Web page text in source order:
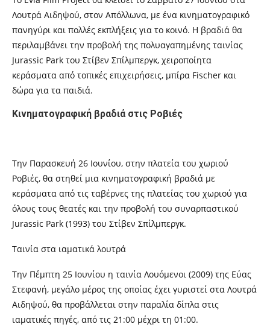
Λουτρά Αιδηψού, στον Απόλλωνα, με ένα κινηματογραφικό
πανηγύρι και πολλές εκπλήξεις για το κοινό. Η βραδιά θα
περιλαμβάνει την προβολή της πολυαγαπημένης ταινίας
Jurassic Park του Στίβεν Σπίλμπεργκ, χειροποίητα
κεράσματα από τοπικές επιχειρήσεις, μπίρα Fischer και
δώρα για τα παιδιά.
Κινηματογραφική βραδιά στις Ροβιές
Την Παρασκευή 26 Ιουνίου, στην πλατεία του χωριού
Ροβιές, θα στηθεί μια κινηματογραφική βραδιά με
κεράσματα από τις ταβέρνες της πλατείας του χωριού για
όλους τους θεατές και την προβολή του συναρπαστικού
Jurassic Park (1993) του Στίβεν Σπίλμπεργκ.
Ταινία στα ιαματικά λουτρά
Την Πέμπτη 25 Ιουνίου η ταινία Λουόμενοι (2009) της Εύας
Στεφανή, μεγάλο μέρος της οποίας έχει γυριστεί στα Λουτρά
Αιδηψού, θα προβάλλεται στην παραλία δίπλα στις
ιαματικές πηγές, από τις 21:00 μέχρι τη 01:00.